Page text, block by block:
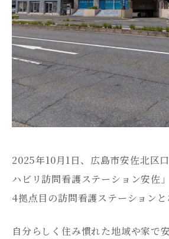
2025年10月1日、広島市安佐北区
ハビリ訪問看護ステーション安佐
4拠点目の訪問看護ステーションと
自分らしく住み慣れた地域や家で